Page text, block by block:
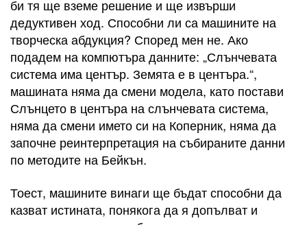
би тя ще вземе решение и ще извърши
дедуктивен ход. Способни ли са машините на
творческа абдукция? Според мен не. Ако
подадем на компютъра данните: „Слънчевата
система има център. Земята е в центъра.“,
машината няма да смени модела, като постави
Слънцето в центъра на слънчевата система,
няма да смени името си на Коперник, няма да
започне реинтерпретация на събираните данни
по методите на Бейкън.
Тоест, машините винаги ще бъдат способни да
казват истината, понякога да я допълват и